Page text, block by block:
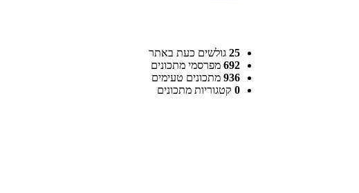
25 גולשים כעת באתר
692 מפרסמי מתכונים
936 מתכונים טעימים
0 קטגוריות מתכונים